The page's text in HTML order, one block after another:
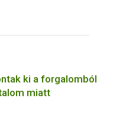
ki a forgalomból
miatt